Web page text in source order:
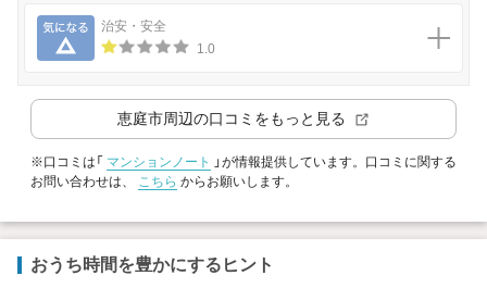
気になる
治安・安全
1.0
恵庭市周辺の口コミをもっと見る
※口コミは「 マンションノート
」が情報提供しています。口コミに関する
お問い合わせは、 こちら からお願いします。
おうち時間を豊かにするヒント